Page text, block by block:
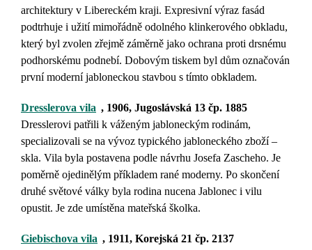
architektury v Libereckém kraji. Expresivní výraz fasád
podtrhuje i užití mimořádně odolného klinkerového obkladu,
který byl zvolen zřejmě záměrně jako ochrana proti drsnému
podhorskému podnebí. Dobovým tiskem byl dům označován
první moderní jabloneckou stavbou s tímto obkladem.
Dresslerova vila , 1906, Jugoslávská 13 čp. 1885
Dresslerovi patřili k váženým jabloneckým rodinám,
specializovali se na vývoz typického jabloneckého zboží –
skla. Vila byla postavena podle návrhu Josefa Zascheho. Je
poměrně ojedinělým příkladem rané moderny. Po skončení
druhé světové války byla rodina nucena Jablonec i vilu
opustit. Je zde umístěna mateřská školka.
Giebischova vila , 1911, Korejská 21 čp. 2137